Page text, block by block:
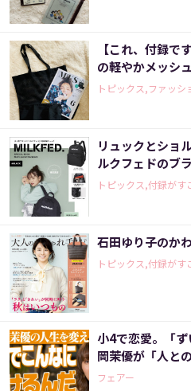
【これ、付録で
の軽やかメッシ
トピックス,ファッ
リュックとショ
ルクフェドのブ
トピックス,付録がす
石田ゆり子のか
トピックス,付録がす
小4で恋愛。「
岡茉優が「人と
フェアー